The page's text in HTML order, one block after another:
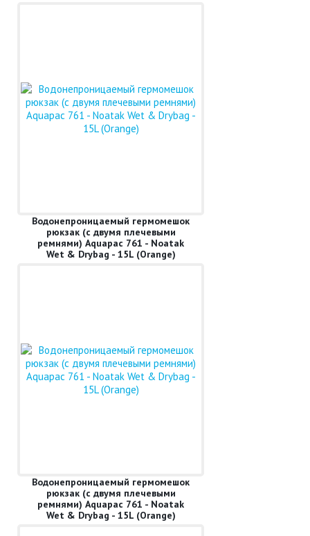
Водонепроницаемый гермомешок
рюкзак (с двумя плечевыми
ремнями) Aquapac 761 - Noatak
Wet & Drybag - 15L (Orange)
Водонепроницаемый гермомешок
рюкзак (с двумя плечевыми
ремнями) Aquapac 761 - Noatak
Wet & Drybag - 15L (Orange)